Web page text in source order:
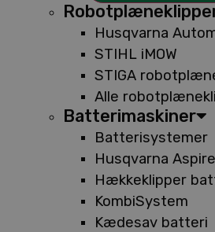
Husqvarna
STIHL iMOW
STIGA
Alle
Batterimaskiner
Batterisystemer
Husqvarna
Hækkeklipper
KombiSystem
Kædesav batteri